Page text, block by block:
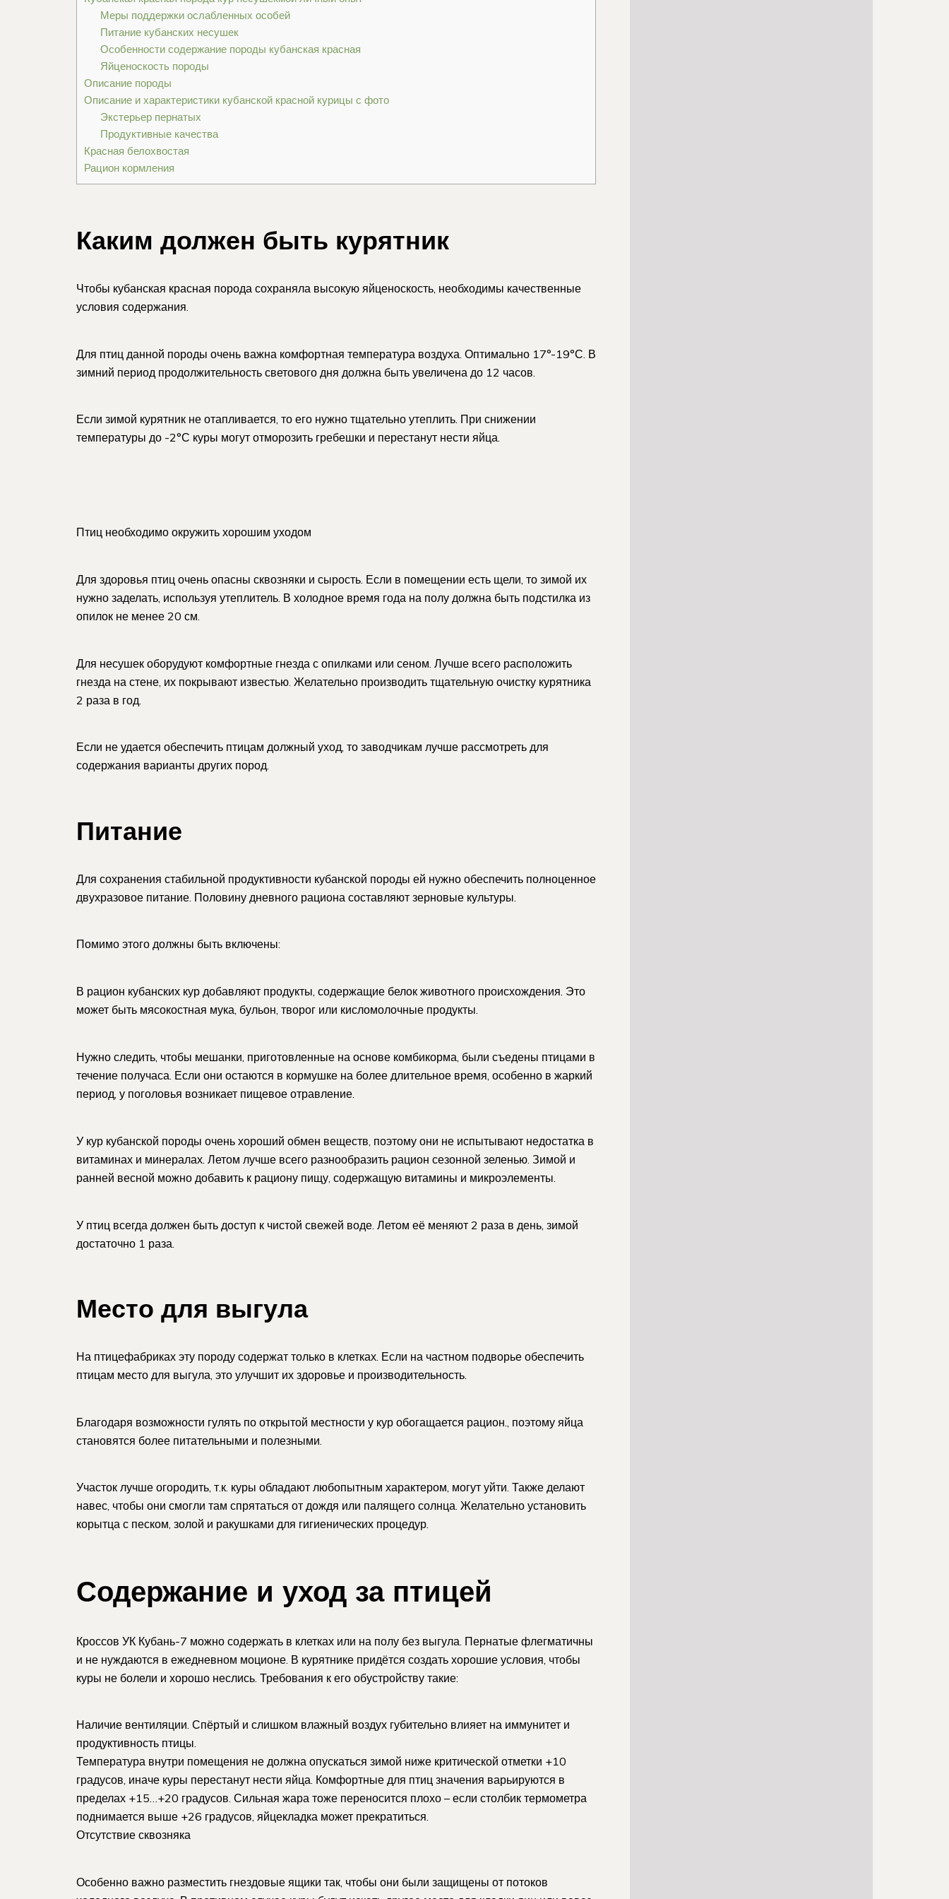
Меры поддержки ослабленных особей
Питание кубанских несушек
Особенности содержание породы кубанская красная
Яйценоскость породы
Описание породы
Описание и характеристики кубанской красной курицы с фото
Экстерьер пернатых
Продуктивные качества
Красная белохвостая
Рацион кормления
Каким должен быть курятник
Чтобы кубанская красная порода сохраняла высокую яйценоскость, необходимы качественные
условия содержания.
Для птиц данной породы очень важна комфортная температура воздуха. Оптимально 17°-19°С. В
зимний период продолжительность светового дня должна быть увеличена до 12 часов.
Если зимой курятник не отапливается, то его нужно тщательно утеплить. При снижении
температуры до -2°С куры могут отморозить гребешки и перестанут нести яйца.
Птиц необходимо окружить хорошим уходом
Для здоровья птиц очень опасны сквозняки и сырость. Если в помещении есть щели, то зимой их
нужно заделать, используя утеплитель. В холодное время года на полу должна быть подстилка из
опилок не менее 20 см.
Для несушек оборудуют комфортные гнезда с опилками или сеном. Лучше всего расположить
гнезда на стене, их покрывают известью. Желательно производить тщательную очистку курятника
2 раза в год.
Если не удается обеспечить птицам должный уход, то заводчикам лучше рассмотреть для
содержания варианты других пород.
Питание
Для сохранения стабильной продуктивности кубанской породы ей нужно обеспечить полноценное
двухразовое питание. Половину дневного рациона составляют зерновые культуры.
Помимо этого должны быть включены:
В рацион кубанских кур добавляют продукты, содержащие белок животного происхождения. Это
может быть мясокостная мука, бульон, творог или кисломолочные продукты.
Нужно следить, чтобы мешанки, приготовленные на основе комбикорма, были съедены птицами в
течение получаса. Если они остаются в кормушке на более длительное время, особенно в жаркий
период, у поголовья возникает пищевое отравление.
У кур кубанской породы очень хороший обмен веществ, поэтому они не испытывают недостатка в
витаминах и минералах. Летом лучше всего разнообразить рацион сезонной зеленью. Зимой и
ранней весной можно добавить к рациону пищу, содержащую витамины и микроэлементы.
У птиц всегда должен быть доступ к чистой свежей воде. Летом её меняют 2 раза в день, зимой
достаточно 1 раза.
Место для выгула
На птицефабриках эту породу содержат только в клетках. Если на частном подворье обеспечить
птицам место для выгула, это улучшит их здоровье и производительность.
Благодаря возможности гулять по открытой местности у кур обогащается рацион., поэтому яйца
становятся более питательными и полезными.
Участок лучше огородить, т.к. куры обладают любопытным характером, могут уйти. Также делают
навес, чтобы они смогли там спрятаться от дождя или палящего солнца. Желательно установить
корытца с песком, золой и ракушками для гигиенических процедур.
Содержание и уход за птицей
Кроссов УК Кубань-7 можно содержать в клетках или на полу без выгула. Пернатые флегматичны
и не нуждаются в ежедневном моционе. В курятнике придётся создать хорошие условия, чтобы
куры не болели и хорошо неслись. Требования к его обустройству такие:
Наличие вентиляции. Спёртый и слишком влажный воздух губительно влияет на иммунитет и
продуктивность птицы.
Температура внутри помещения не должна опускаться зимой ниже критической отметки +10
градусов, иначе куры перестанут нести яйца. Комфортные для птиц значения варьируются в
пределах +15…+20 градусов. Сильная жара тоже переносится плохо – если столбик термометра
поднимается выше +26 градусов, яйцекладка может прекратиться.
Отсутствие сквозняка
Особенно важно разместить гнездовые ящики так, чтобы они были защищены от потоков